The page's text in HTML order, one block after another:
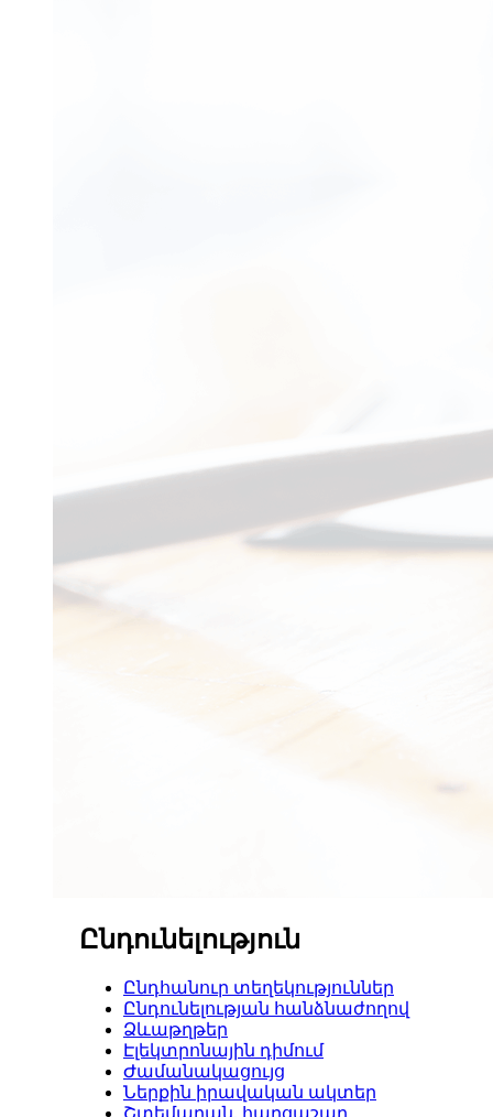
Ընդունելություն
Ընդհանուր տեղեկություններ
Ընդունելության հանձնաժողով
Ձևաթղթեր
Էլեկտրոնային դիմում
Ժամանակացույց
Ներքին իրավական ակտեր
Շտեմարան, հարցաշար